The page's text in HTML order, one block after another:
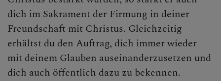
dich im Sakrament der Firmung in deiner
Freundschaft mit Christus. Gleichzeitig
erhältst du den Auftrag, dich immer wieder
mit deinem Glauben auseinanderzusetzen und
dich auch öffentlich dazu zu bekennen.